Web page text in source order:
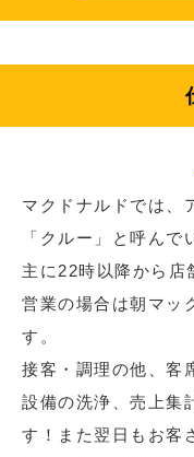
マクドナルドでは、
「クルー」と呼んで
主に22時以降から店
営業の場合は朝マッ
す。
接客・調理の他、客
設備の洗浄、売上集
す！また翌日もお客